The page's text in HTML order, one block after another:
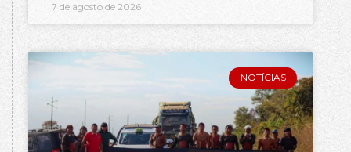
7 de agosto de 2026
NOTÍCIAS